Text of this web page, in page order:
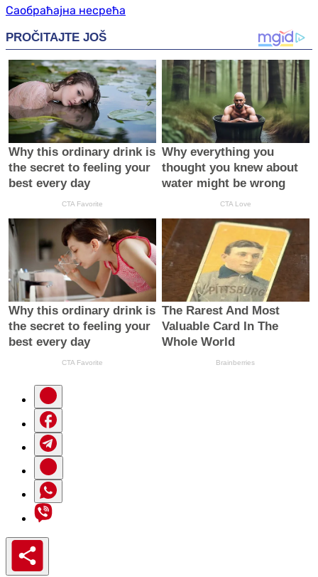
Саобраћајна несрећа